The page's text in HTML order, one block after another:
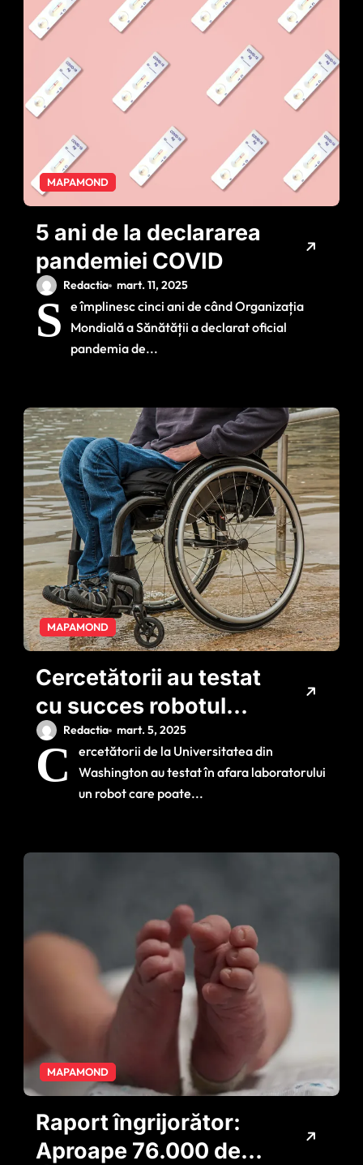
MAPAMOND
5 ani de la declararea
pandemiei COVID
Redactia mart. 11, 2025
S e împlinesc cinci ani de când Organizația
Mondială a Sănătății a declarat oficial
pandemia de...
MAPAMOND
Cercetătorii au testat
cu succes robotul
care poate ajuta
persoanele cu
dizabilități motorii să
singure
Redactia mart. 5, 2025
C
ercetătorii de la Universitatea din
Washington au testat în afara laboratorului
un robot care poate...
MAPAMOND
Raport îngrijorător:
Aproape 76.000 de